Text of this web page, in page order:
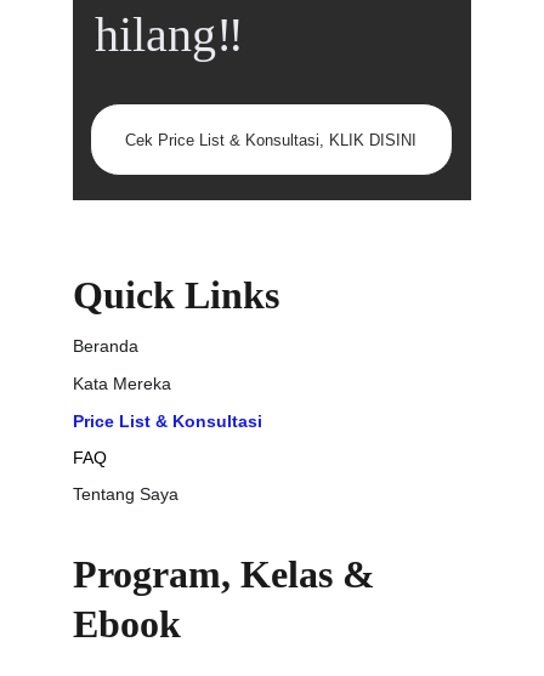
Quick Links
Program, Kelas &
Ebook
Beranda
Kata Mereka
Price List & Konsultasi
Tentang Saya
FAQ
hilang‼️
Cek Price List & Konsultasi, KLIK DISINI